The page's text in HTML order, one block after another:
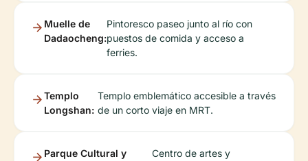
Muelle de
Dadaocheng:
Pintoresco paseo junto al río con
puestos de comida y acceso a
ferries.
Templo
Longshan:
Templo emblemático accesible a través
de un corto viaje en MRT.
Parque Cultural y
Centro de artes y